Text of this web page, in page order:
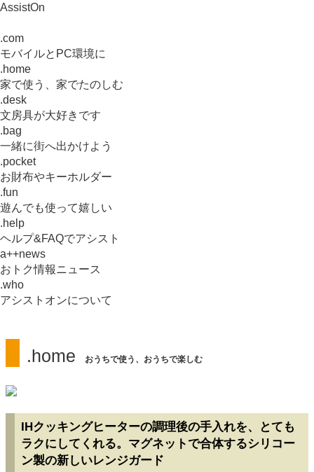
.home おうちで使う、おうちで楽しむ
IHクッキングヒーターの調理後の手入れを、とても
ラクにしてくれる。マグネットで合体するシリコー
ン製の新しいレンジガード
AssistOn
.com
モバイルとPC環境に
.home
家で使う、家でたのしむ
.desk
文房具が大好きです
.bag
一緒に街へ出かけよう
.pocket
お財布やキーホルダー
.fun
遊んでも使って嬉しい
.help
ヘルプ&FAQでアシスト
a++news
おトク情報ニュース
.who
アシストオンについて